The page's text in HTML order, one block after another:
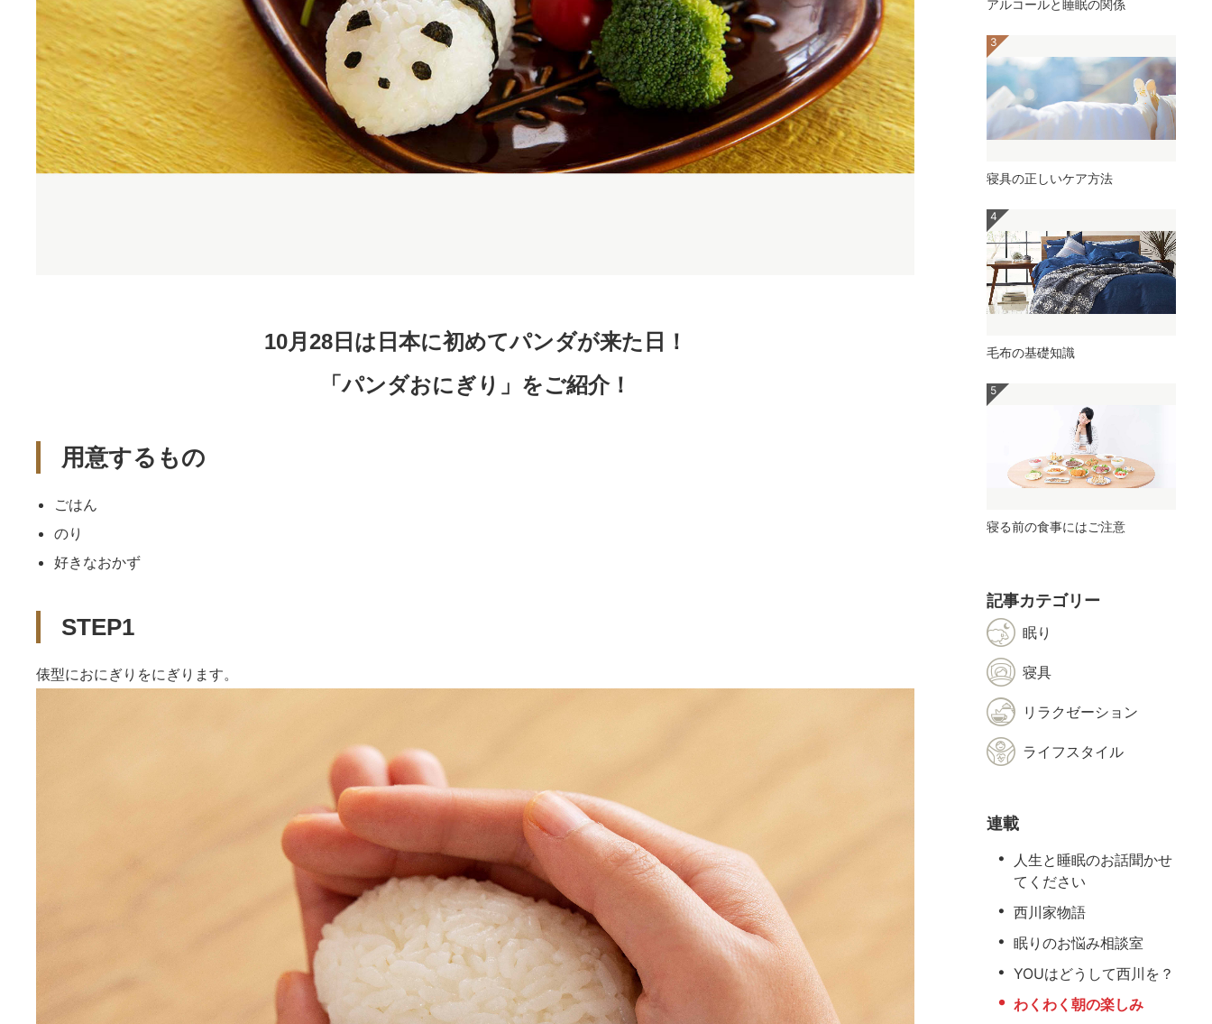
10月28日は日本に初めてパンダが来た日！
「パンダおにぎり」をご紹介！
用意するもの
ごはん
のり
好きなおかず
STEP1
俵型におにぎりをにぎります。
アルコールと睡眠の関係
寝具の正しいケア方法
毛布の基礎知識
寝る前の食事にはご注意
記事カテゴリー
眠り
寝具
リラクゼーション
ライフスタイル
連載
人生と睡眠のお話聞かせ
てください
西川家物語
眠りのお悩み相談室
YOUはどうして西川を？
わくわく朝の楽しみ